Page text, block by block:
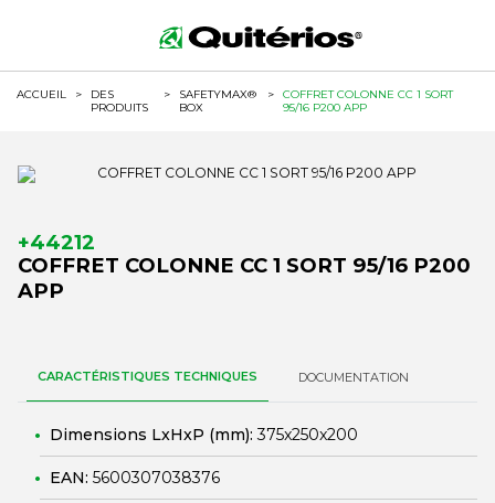
ACCUEIL >
DES
PRODUITS
>
SAFETYMAX®
BOX
>
COFFRET COLONNE CC 1 SORT
95/16 P200 APP
+44212
COFFRET COLONNE CC 1 SORT 95/16 P200
APP
CARACTÉRISTIQUES TECHNIQUES DOCUMENTATION
Dimensions LxHxP (mm):375x250x200
EAN: 5600307038376